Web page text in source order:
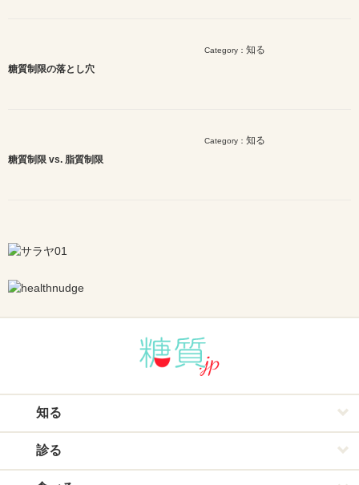
Category： 知る
糖質制限の落とし穴
Category： 知る
糖質制限 vs. 脂質制限
知る
診る